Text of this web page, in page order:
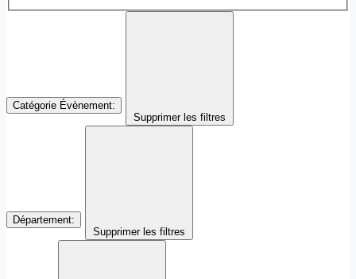
Catégorie Évènement:
Supprimer les filtres
Département:
Supprimer les filtres